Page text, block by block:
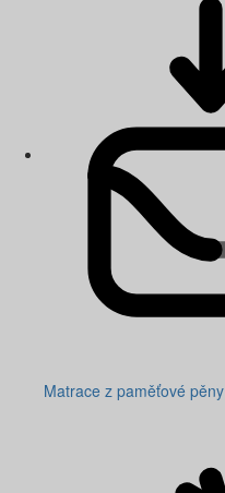
Matrace z paměťové pěny